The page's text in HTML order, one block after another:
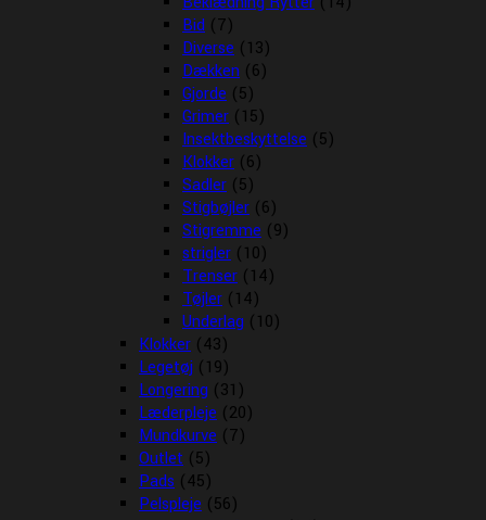
Bid (7)
Diverse (13)
Dækken (6)
Gjorde (5)
Grimer (15)
Insektbeskyttelse (5)
Klokker (6)
Sadler (5)
Stigbøjler (6)
Stigremme (9)
strigler (10)
Trenser (14)
Tøjler (14)
Underlag (10)
Klokker (43)
Legetøj (19)
Longering (31)
Læderpleje (20)
Mundkurve (7)
Outlet (5)
Pads (45)
Pelspleje (56)